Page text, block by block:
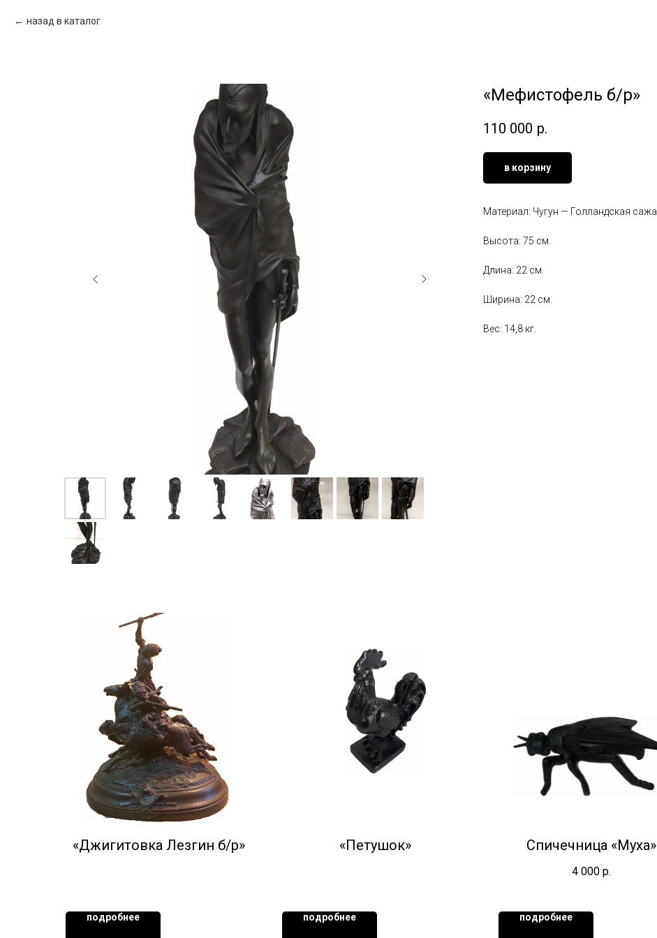
назад в каталог
«Мефистофель б/р»
110 000 р.
в корзину
Материал: Чугун — Голландская сажа
Высота: 75 см.
Длина: 22 см.
Ширина: 22 см.
Вес: 14,8 кг.
«Джигитовка Лезгин б/р»
подробнее
«Петушок»
подробнее
Спичечница «Муха»
4 000 р.
подробнее